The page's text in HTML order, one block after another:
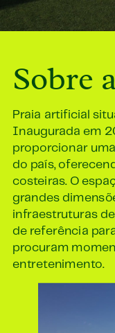
Sobre
Praia artificial
Inaugurada em
proporcionar
do país,
costeiras. O
grandes
infraestruturas
de referência
procuram
entretenimento.